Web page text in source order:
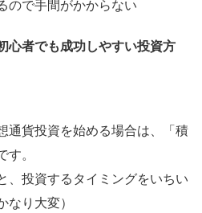
ので手間がかからない
心者でも成功しやすい投資方
通貨投資を始める場合は、「積
。
、投資するタイミングをいちい
り大変）